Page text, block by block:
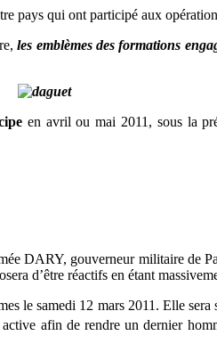
pays qui ont participé aux
les emblèmes des formations
en avril ou mai 2011, sous la
DARY, gouverneur militaire de
d’être réactifs en étant
le samedi 12 mars 2011. Elle
afin de rendre un dernier